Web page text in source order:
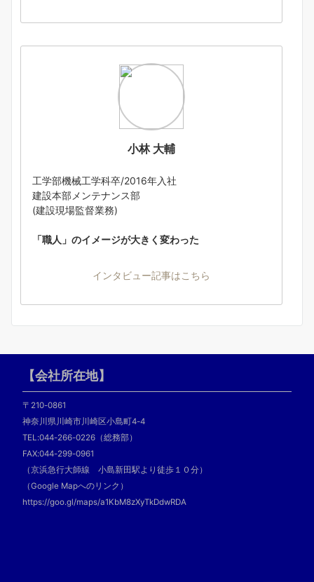
小林 大輔
工学部機械工学科卒/2016年入社
建設本部メンテナンス部
(建設現場監督業務)
「職人」のイメージが大きく変わった
インタビュー記事はこちら
【会社所在地】
〒210-0861
神奈川県川崎市川崎区小島町4-4
TEL:044-266-0226（総務部）
FAX:044-299-0961
（京浜急行大師線 小島新田駅より徒歩１０分）
（Google Mapへのリンク）
https://goo.gl/maps/a1KbM8zXyTkDdwRDA